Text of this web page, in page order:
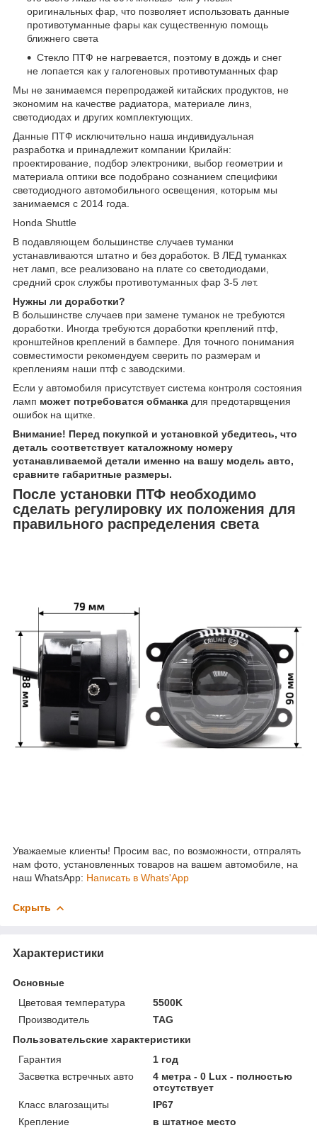
оригинальных фар, что позволяет использовать данные
противотуманные фары как существенную помощь
ближнего света
Стекло ПТФ не нагревается, поэтому в дождь и снег
не лопается как у галогеновых противотуманных фар
Мы не занимаемся перепродажей китайских продуктов, не
экономим на качестве радиатора, материале линз,
светодиодах и других комплектующих.
Данные ПТФ исключительно наша индивидуальная
разработка и принадлежит компании Крилайн:
проектирование, подбор электроники, выбор геометрии и
материала оптики все подобрано сознанием специфики
светодиодного автомобильного освещения, которым мы
занимаемся с 2014 года.
Honda Shuttle
В подавляющем большинстве случаев туманки
устанавливаются штатно и без доработок. В ЛЕД туманках
нет ламп, все реализовано на плате со светодиодами,
средний срок службы противотуманных фар 3-5 лет.
Нужны ли доработки?
В большинстве случаев при замене туманок не требуются
доработки. Иногда требуются доработки креплений птф,
кронштейнов креплений в бампере. Для точного понимания
совместимости рекомендуем сверить по размерам и
креплениям наши птф с заводскими.
Если у автомобиля присутствует система контроля состояния
ламп может потребоватся обманка для предотарвщения
ошибок на щитке.
Внимание! Перед покупкой и установкой убедитесь, что
деталь соответствует каталожному номеру
устанавливаемой детали именно на вашу модель авто,
сравните габаритные размеры.
После установки ПТФ необходимо
сделать регулировку их положения для
правильного распределения света
Уважаемые клиенты! Просим вас, по возможности, отпралять
нам фото, установленных товаров на вашем автомобиле, на
наш WhatsApp: Написать в Whats'App
Скрыть
Характеристики
Основные
Цветовая температура
5500K
Производитель
TAG
Пользовательские характеристики
Гарантия
1 год
Засветка встречных авто
4 метра - 0 Lux - полностью
отсутствует
Класс влагозащиты
IP67
Крепление
в штатное место